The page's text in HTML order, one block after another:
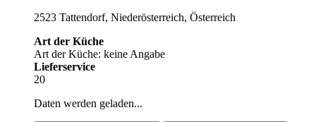
2523 Tattendorf, Niederösterreich, Österreich
Art der Küche
Art der Küche: keine Angabe
Lieferservice
20
Daten werden geladen...